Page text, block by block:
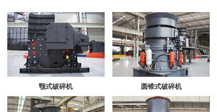
颚式破碎机 圆锥式破碎机